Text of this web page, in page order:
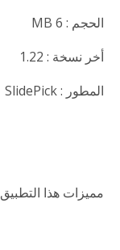
الحجم : 6 MB
أخر نسخة : 1.22
المطور : SlidePick
مميزات هذا التطبيق